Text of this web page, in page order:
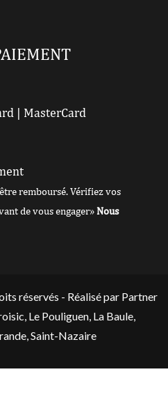
| MasterCard
remboursé. Vérifiez vos
de vous engager» Nous
réservés - Réalisé par Partner
, Le Pouliguen, La Baule,
,Saint-Nazaire